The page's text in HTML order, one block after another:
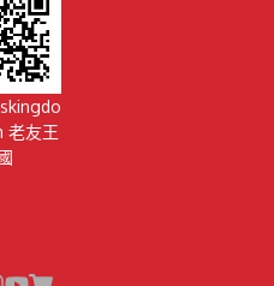
老友王